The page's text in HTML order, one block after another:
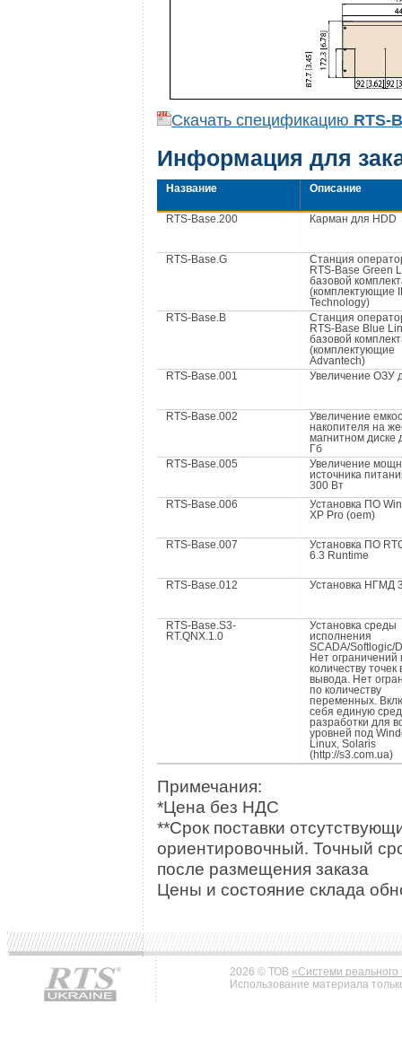
Скачать спецификацию RTS-
Информация для
Название Описание
RTS-Base.200 Карман для HDD
RTS-Base.G
Станция
RTS-Base Green
базовой
(комплектующие
Technology)
RTS-Base.B
Станция
RTS-Base Blue
базовой
(комплектующие
Advantech)
RTS-Base.001
Увеличение ОЗУ
RTS-Base.002
Увеличение
накопителя на
магнитном диске
Гб
RTS-Base.005
Увеличение
источника
300 Вт
RTS-Base.006
Установка ПО
XP Pro (oem)
RTS-Base.007
Установка ПО
6.3 Runtime
RTS-Base.012 Установка НГМД
RTS-Base.S3-
RT.QNX.1.0
Установка среды
исполнения
SCADA/Softlogic/
Нет ограничений
количеству точек
вывода. Нет
по количеству
переменных.
себя единую
разработки для
уровней под
Linux, Solaris
(http://s3.com.ua)
Примечания:
*Цена без НДС
**Срок поставки
ориентировочный. Точный
после размещения заказа
Цены и состояние склада
2026 © ТОВ «Системи реального
Использование материала